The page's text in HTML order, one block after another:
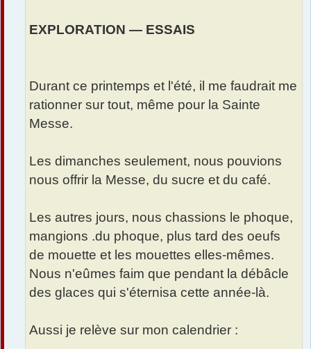
EXPLORATION — ESSAIS
Durant ce printemps et l'été, il me faudrait me
rationner sur tout, même pour la Sainte
Messe.
Les dimanches seulement, nous pouvions
nous offrir la Messe, du sucre et du café.
Les autres jours, nous chassions le phoque,
mangions .du phoque, plus tard des oeufs
de mouette et les mouettes elles-mêmes.
Nous n'eûmes faim que pendant la débâcle
des glaces qui s'éternisa cette année-là.
Aussi je relève sur mon calendrier :